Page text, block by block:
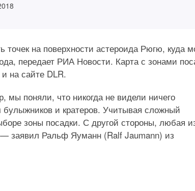
на поверхности астероида Рюгю, куда
передает РИА Новости. Карта с зонами
на сайте DLR.
поняли, что никогда не видели ничего
булыжников и кратеров. Учитывая сложный
зоны посадки. С другой стороны, любая
заявил Ральф Яуманн (Ralf Jaumann) из